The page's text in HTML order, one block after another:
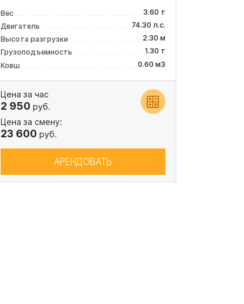
Вес
3.60 т
Двигатель
74.30 л.с.
Высота разгрузки
2.30 м
Грузоподъемность
1.30 т
Ковш
0.60 м3
Цена за час
2 950 руб.
Цена за смену:
23 600 руб.
АРЕНДОВАТЬ